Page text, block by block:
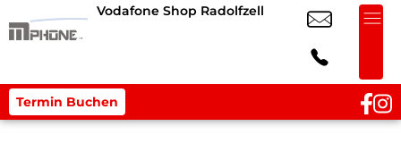
Vodafone Shop Radolfzell
Termin Buchen